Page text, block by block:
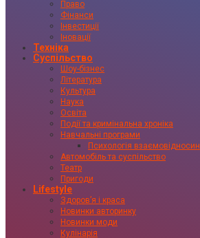
Право
Фінанси
Інвестиції
Іновації
Техніка
Суспільство
Шоу-бізнес
Література
Культура
Наука
Освіта
Події та кримінальна хроніка
Навчальні програми
Психологія взаємовідносин
Автомобіль та суспільство
Театр
Пригоди
Lifestyle
Здоровʼя і краса
Новинки авторинку
Новинки моди
Кулінарія